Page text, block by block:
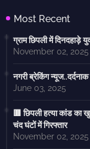
Most Recent
ग्राम छिपली में दिनदहाड़े
November 02, 2025
नगरी ब्रेकिंग
June 03, 2025
🟥 छिपली हत्या कांड का
चंद घंटों में गिरफ्तार
November 02, 2025